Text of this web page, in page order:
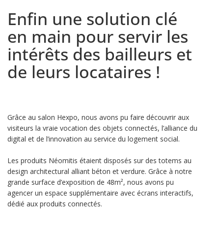
Enfin une solution clé
en main pour servir les
intérêts des bailleurs et
de leurs locataires !
Grâce au salon Hexpo, nous avons pu faire découvrir aux
visiteurs la vraie vocation des objets connectés, l’alliance du
digital et de l’innovation au service du logement social.
Les produits Néomitis étaient disposés sur des totems au
design architectural alliant béton et verdure. Grâce à notre
grande surface d’exposition de 48m², nous avons pu
agencer un espace supplémentaire avec écrans interactifs,
dédié aux produits connectés.